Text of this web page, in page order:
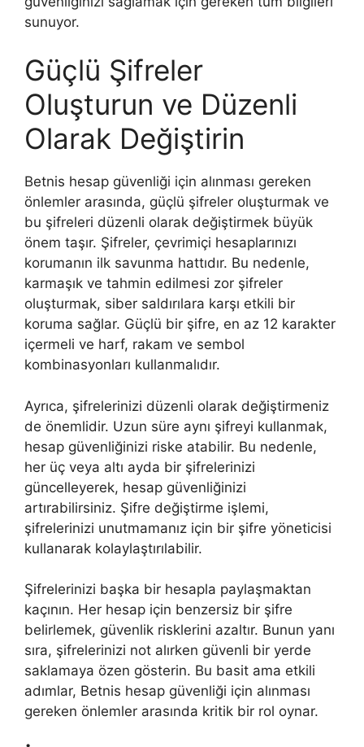
sunuyor.
Güçlü Şifreler
Oluşturun ve Düzenli
Olarak Değiştirin
Betnis hesap güvenliği için alınması gereken
önlemler arasında, güçlü şifreler oluşturmak ve
bu şifreleri düzenli olarak değiştirmek büyük
önem taşır. Şifreler, çevrimiçi hesaplarınızı
korumanın ilk savunma hattıdır. Bu nedenle,
karmaşık ve tahmin edilmesi zor şifreler
oluşturmak, siber saldırılara karşı etkili bir
koruma sağlar. Güçlü bir şifre, en az 12 karakter
içermeli ve harf, rakam ve sembol
kombinasyonları kullanmalıdır.
Ayrıca, şifrelerinizi düzenli olarak değiştirmeniz
de önemlidir. Uzun süre aynı şifreyi kullanmak,
hesap güvenliğinizi riske atabilir. Bu nedenle,
her üç veya altı ayda bir şifrelerinizi
güncelleyerek, hesap güvenliğinizi
artırabilirsiniz. Şifre değiştirme işlemi,
şifrelerinizi unutmamanız için bir şifre yöneticisi
kullanarak kolaylaştırılabilir.
Şifrelerinizi başka bir hesapla paylaşmaktan
kaçının. Her hesap için benzersiz bir şifre
belirlemek, güvenlik risklerini azaltır. Bunun yanı
sıra, şifrelerinizi not alırken güvenli bir yerde
saklamaya özen gösterin. Bu basit ama etkili
adımlar, Betnis hesap güvenliği için alınması
gereken önlemler arasında kritik bir rol oynar.